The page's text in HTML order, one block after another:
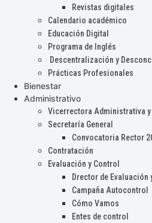
Revistas digitales
Calendario académico
Educación Digital
Programa de Inglés
Descentralización y
Prácticas Profesionales
Bienestar
Administrativo
Vicerrectora Administrativa y
Secretaría General
Convocatoria Rector
Contratación
Evaluación y Control
Drector de Evaluación
Campaña Autocontrol
Cómo Vamos
Entes de control